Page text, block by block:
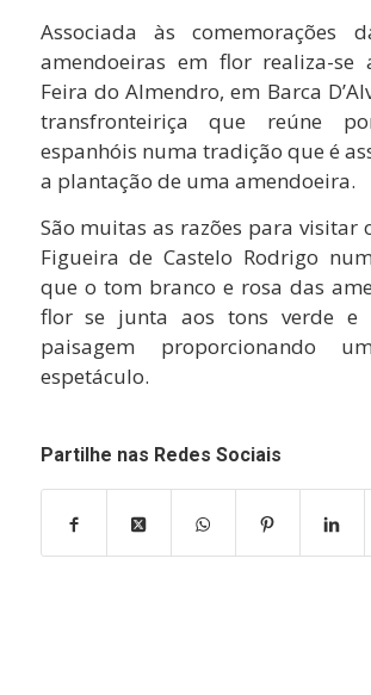
Associada às comemorações
amendoeiras em flor realiza-se
Feira do Almendro, em Barca
transfronteiriça que reúne
espanhóis numa tradição que é
a plantação de uma amendoeira.
São muitas as razões para visitar
Figueira de Castelo Rodrigo
que o tom branco e rosa das
flor se junta aos tons verde e
paisagem proporcionando
espetáculo.
Partilhe nas Redes Sociais